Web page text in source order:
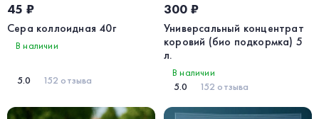
45 ₽
Сера коллоидная 40г
В наличии
5.0 152 отзыва
300 ₽
Универсальный концентрат
коровий (био подкормка) 5
л.
В наличии
5.0
152 отзыва